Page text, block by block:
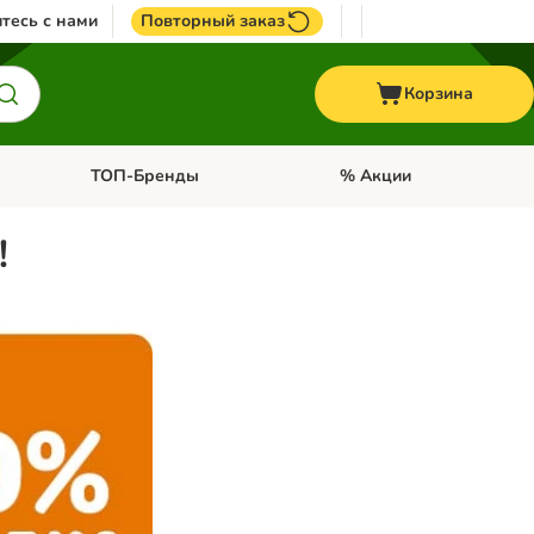
с нами Повторный заказ
Корзина
ПтицыОткройте меню категории: + VET корма
ТОП-Бренды Откройте меню
% Акции